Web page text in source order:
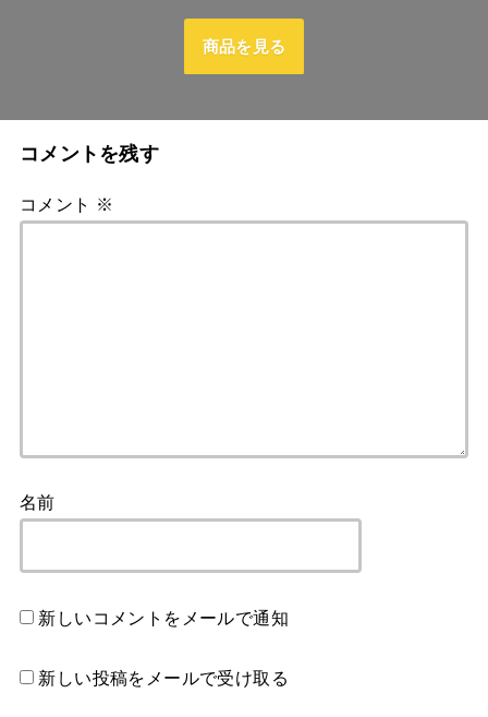
商品を見る
コメントを残す
コメント ※
名前
新しいコメントをメールで通知
新しい投稿をメールで受け取る